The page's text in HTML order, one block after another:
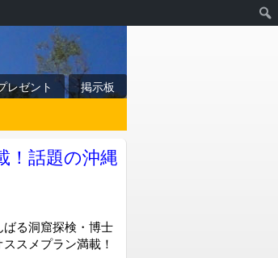
レゼント
掲示板